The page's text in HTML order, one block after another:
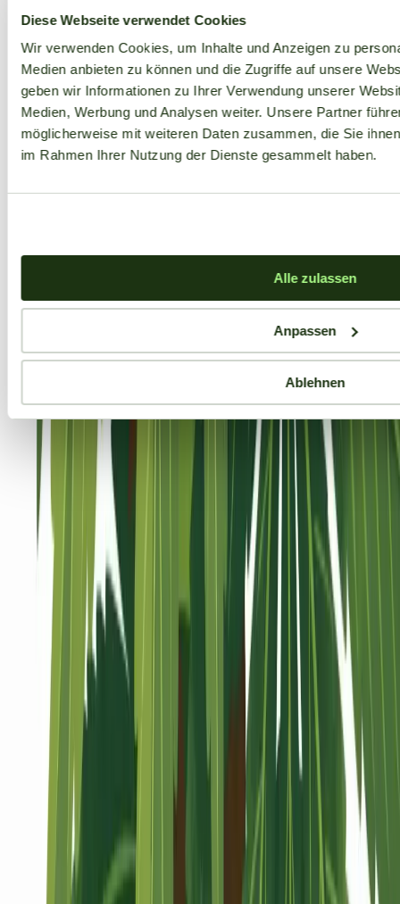
Diese Webseite verwendet Cookies
Wir verwenden Cookies, um Inhalte und Anzeigen zu
Medien anbieten zu können und die Zugriffe auf unsere
geben wir Informationen zu Ihrer Verwendung unserer
Medien, Werbung und Analysen weiter. Unsere Partner
möglicherweise mit weiteren Daten zusammen, die Sie
im Rahmen Ihrer Nutzung der Dienste gesammelt haben.
Alle zulassen
Anpassen
Ablehnen
Seedbanks